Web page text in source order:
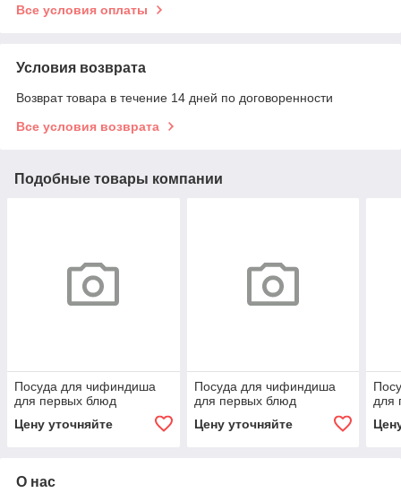
Все условия оплаты
Условия возврата
Возврат товара в течение 14 дней по договоренности
Все условия возврата
Подобные товары компании
Посуда для чифиндиша
для первых блюд
Цену уточняйте
Посуда для чифиндиша
для первых блюд
Цену уточняйте
для
О нас